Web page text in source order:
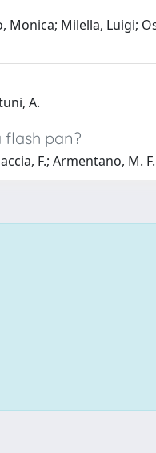
Milella, Luigi;
A.
flash pan?
F.; Armentano, M. F.